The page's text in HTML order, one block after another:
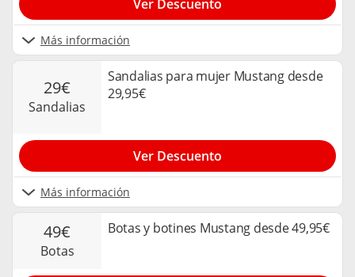
Más información
Ver Descuento
29€
sandalias
Sandalias para mujer Mustang desde
29,95€
Más información
Ver Descuento
49€
botas
Botas y botines Mustang desde 49,95€